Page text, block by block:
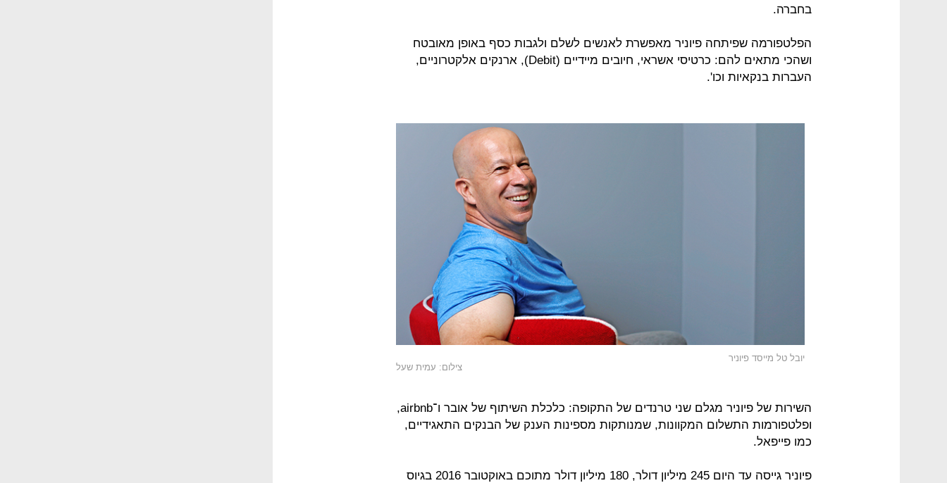
בחברה.
הפלטפורמה שפיתחה פיוניר מאפשרת לאנשים לשלם ולגבות כסף באופן מאובטח
ושהכי מתאים להם: כרטיסי אשראי, חיובים מיידיים (Debit), ארנקים אלקטרוניים,
העברות בנקאיות וכו'.
יובל טל מייסד פיוניר
צילום: עמית שעל
השירות של פיוניר מגלם שני טרנדים של התקופה: כלכלת השיתוף של אובר ו־airbnb,
ופלטפורמות התשלום המקוונות, שמנותקות מספינות הענק של הבנקים התאגידיים,
כמו פייפאל.
פיוניר גייסה עד היום 245 מיליון דולר, 180 מיליון דולר מתוכם באוקטובר 2016 בגיוס